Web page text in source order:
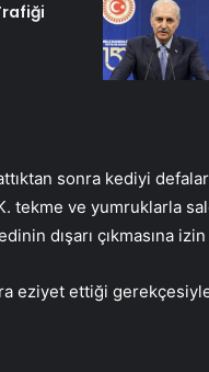
sonra kediyi
tekme ve yumruklarla
dışarı çıkmasına
eziyet ettiği gerekçesiyle